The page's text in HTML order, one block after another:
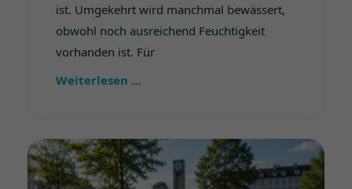
ist. Umgekehrt wird manchmal bewässert,
obwohl noch ausreichend Feuchtigkeit
vorhanden ist. Für
Weiterlesen …